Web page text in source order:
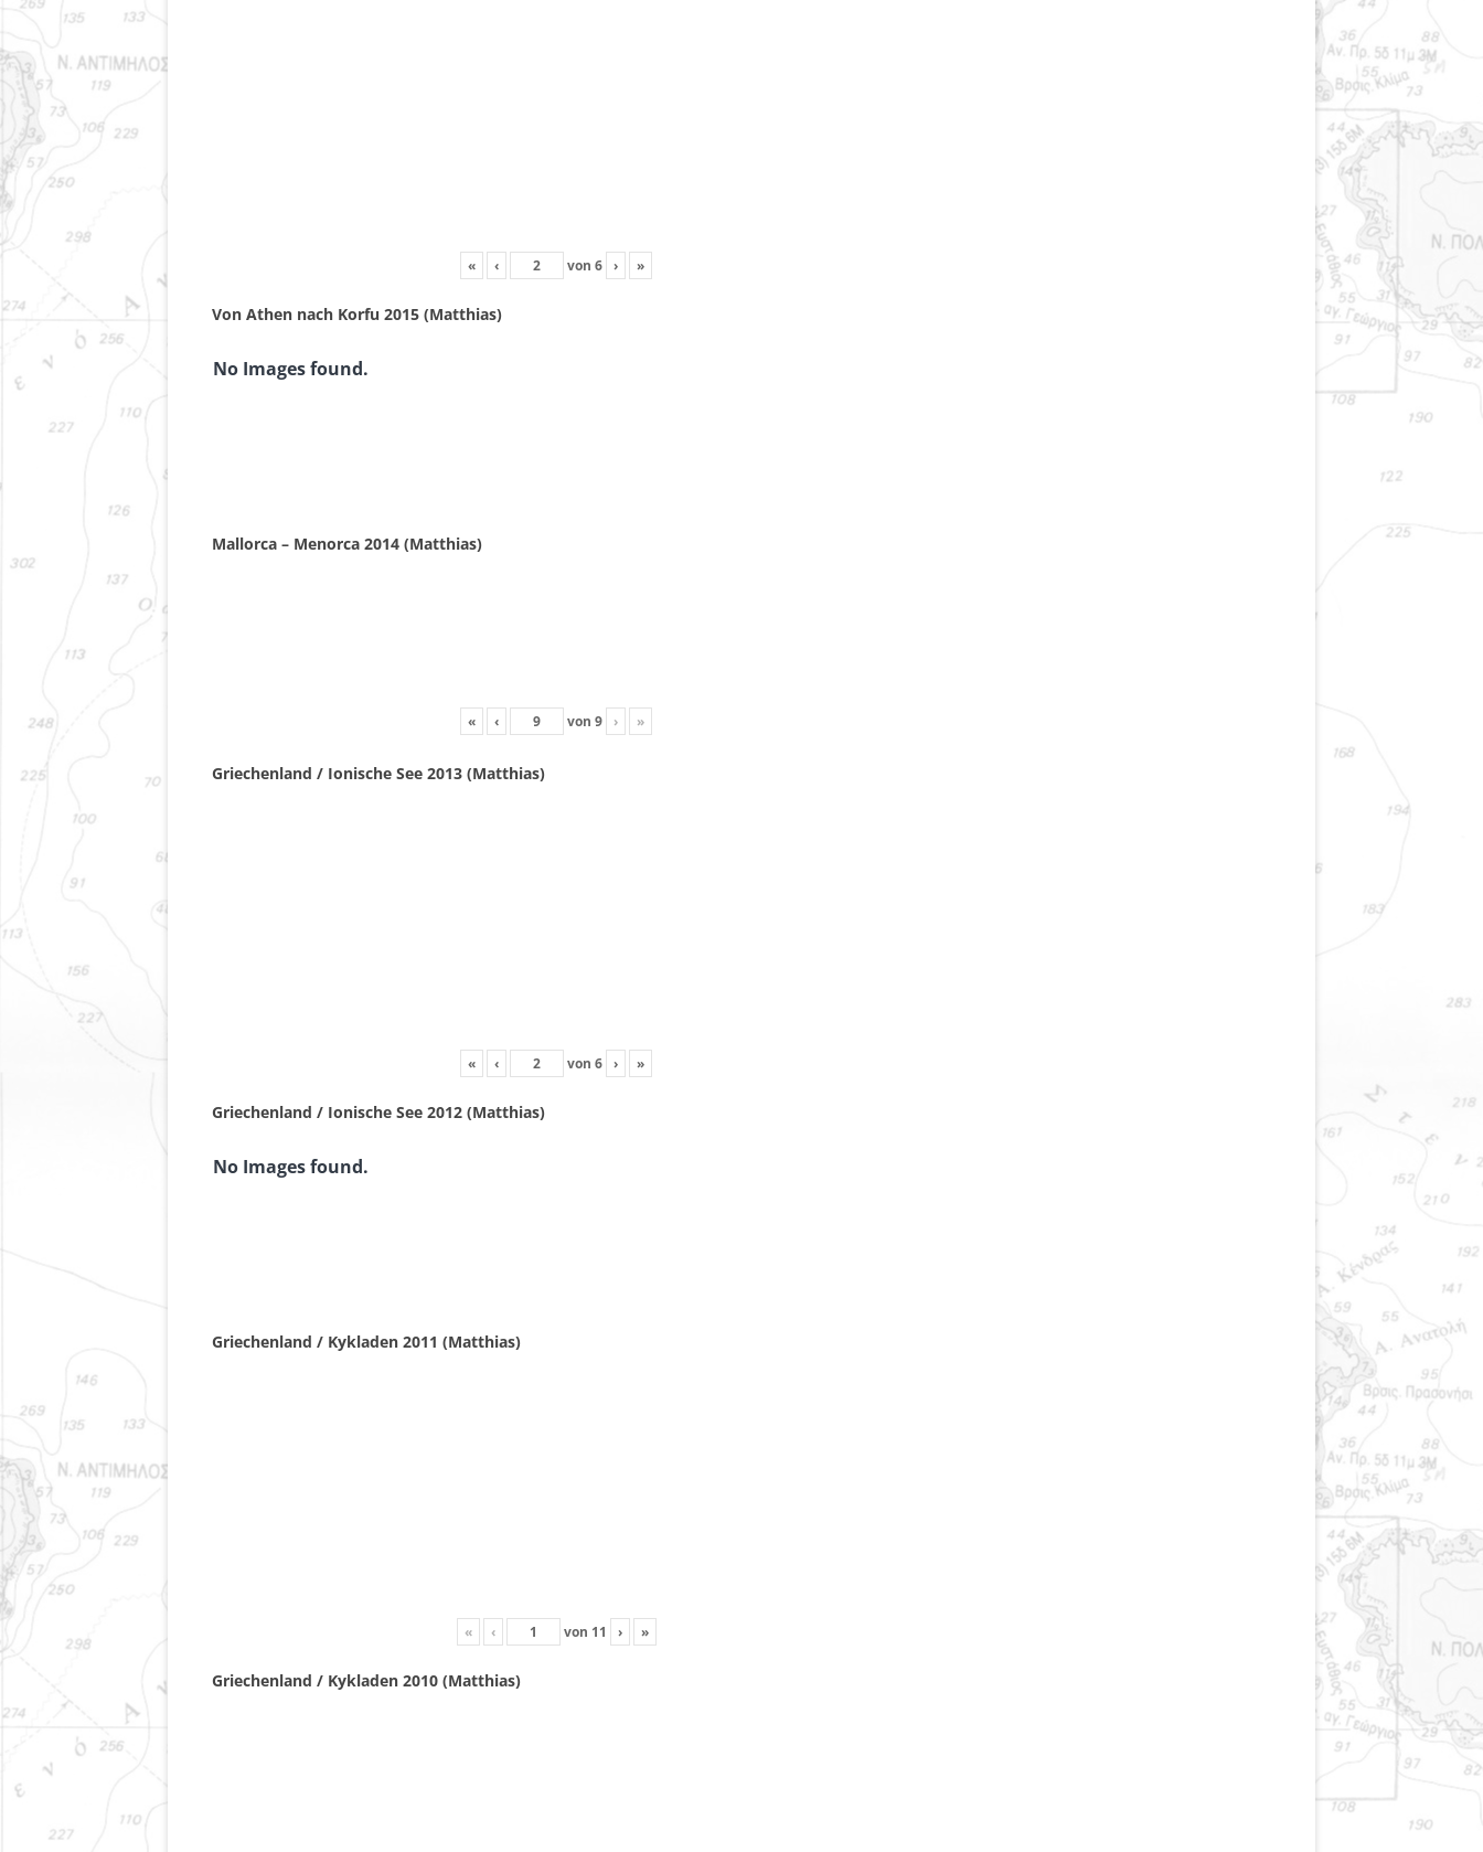
« ‹ von6 › »
Von Athen nach Korfu 2015 (Matthias)
No Images found.
Mallorca – Menorca 2014 (Matthias)
« ‹ von9 › »
Griechenland / Ionische See 2013 (Matthias)
« ‹ von6 › »
Griechenland / Ionische See 2012 (Matthias)
No Images found.
Griechenland / Kykladen 2011 (Matthias)
« ‹ von 11 › »
Griechenland / Kykladen 2010 (Matthias)